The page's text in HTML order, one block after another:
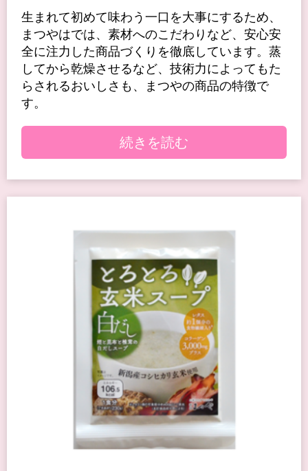
生まれて初めて味わう一口を大事にするため、
まつやはでは、素材へのこだわりなど、安心安
全に注力した商品づくりを徹底しています。蒸
してから乾燥させるなど、技術力によってもた
らされるおいしさも、まつやの商品の特徴で
す。
続きを読む